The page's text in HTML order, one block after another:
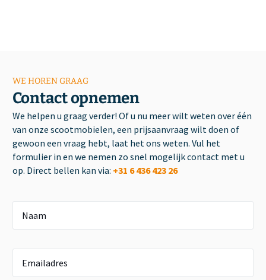
Contact opnemen
WE HOREN GRAAG
We helpen u graag verder! Of u nu meer wilt weten over één
van onze scootmobielen, een prijsaanvraag wilt doen of
gewoon een vraag hebt, laat het ons weten. Vul het
formulier in en we nemen zo snel mogelijk contact met u
op. Direct bellen kan via: +31 6 436 423 26